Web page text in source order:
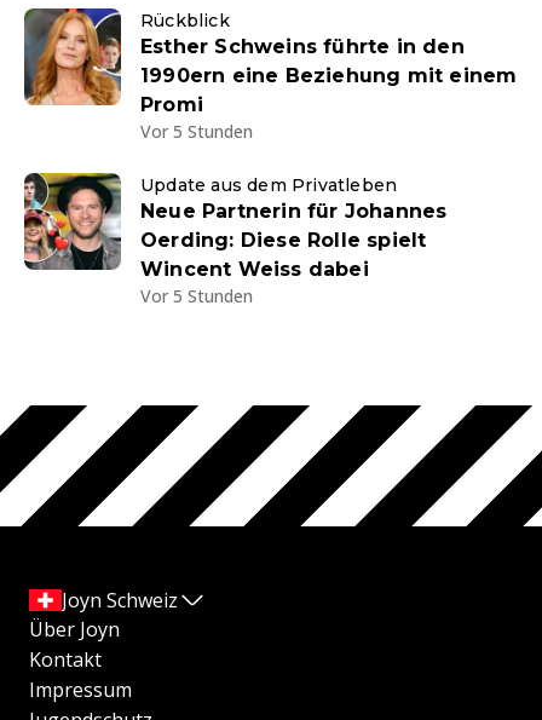
Rückblick
Esther Schweins führte in den
1990ern eine Beziehung mit einem
Promi
Vor 5 Stunden
Update aus dem Privatleben
Neue Partnerin für Johannes
Oerding: Diese Rolle spielt
Wincent Weiss dabei
Vor 5 Stunden
Joyn Schweiz
Über Joyn
Kontakt
Impressum